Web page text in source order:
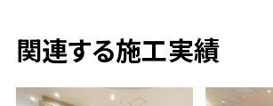
関連する施工実績